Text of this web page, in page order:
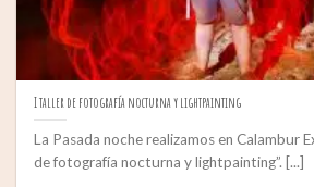
I taller de fotografía nocturna y lightpainting
La Pasada noche realizamos en Calambur
de fotografía nocturna y lightpainting”. [...]